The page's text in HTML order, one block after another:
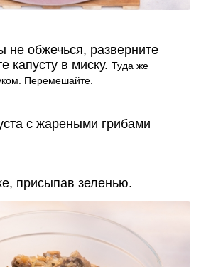
не обжечься, разверните
капусту в миску.Туда же
Перемешайте.
с жареными грибами
присыпав зеленью.